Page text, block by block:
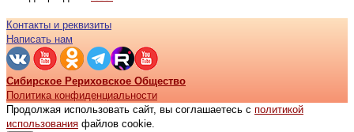
Контакты и реквизиты
Написать нам
Сибирское Рериховское Общество
Политика конфиденциальности
Продолжая использовать сайт, вы соглашаетесь с политикой
использования файлов cookie.